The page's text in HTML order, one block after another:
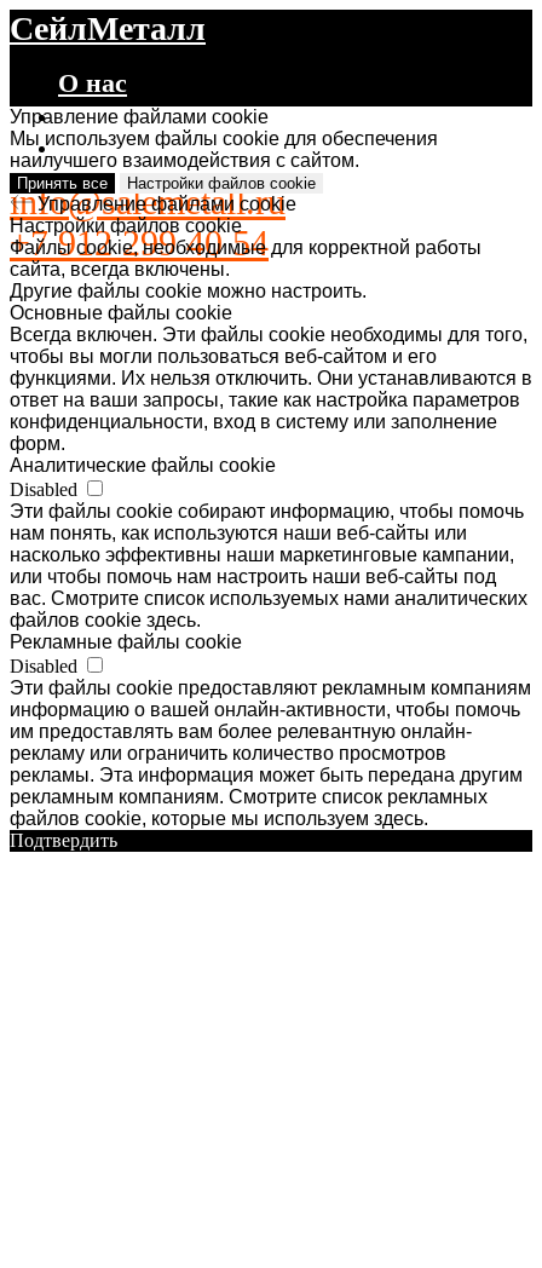
СейлМеталл
О нас
Каталог
Контакты
info@salemetall.ru
+7 912 299 40 54
Управление файлами cookie
Мы используем файлы cookie для обеспечения
наилучшего взаимодействия с сайтом.
Принять все Настройки файлов cookie
Управление файлами cookie
Настройки файлов cookie
Файлы cookie, необходимые для корректной работы
сайта, всегда включены.
Другие файлы cookie можно настроить.
Основные файлы cookie
Всегда включен. Эти файлы cookie необходимы для того,
чтобы вы могли пользоваться веб-сайтом и его
функциями. Их нельзя отключить. Они устанавливаются в
ответ на ваши запросы, такие как настройка параметров
конфиденциальности, вход в систему или заполнение
форм.
Аналитические файлы cookie
Disabled
Эти файлы cookie собирают информацию, чтобы помочь
нам понять, как используются наши веб-сайты или
насколько эффективны наши маркетинговые кампании,
или чтобы помочь нам настроить наши веб-сайты под
вас. Смотрите список используемых нами аналитических
файлов cookie здесь.
Рекламные файлы cookie
Disabled
Эти файлы cookie предоставляют рекламным компаниям
информацию о вашей онлайн-активности, чтобы помочь
им предоставлять вам более релевантную онлайн-
рекламу или ограничить количество просмотров
рекламы. Эта информация может быть передана другим
рекламным компаниям. Смотрите список рекламных
файлов cookie, которые мы используем здесь.
Подтвердить